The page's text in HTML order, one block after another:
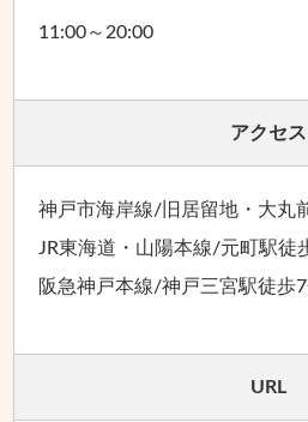
11:00～20:00
アクセス
神戸市海岸線/旧居留地・大丸
JR東海道・山陽本線/元町駅徒
阪急神戸本線/神戸三宮駅徒歩
URL